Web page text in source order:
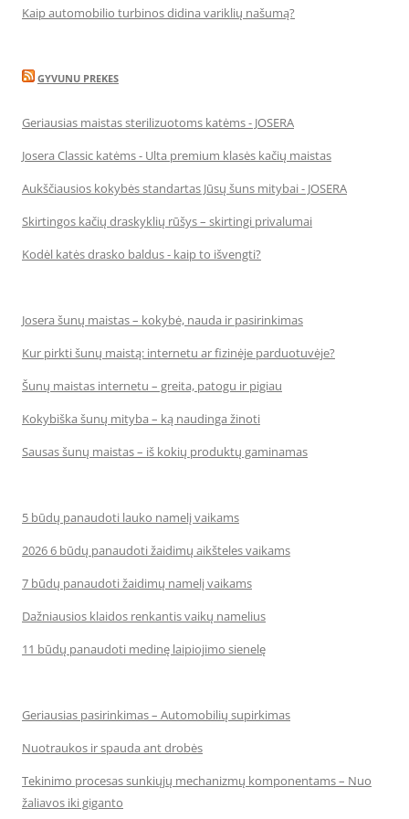
Kaip automobilio turbinos didina variklių našumą?
GYVUNU PREKES
Geriausias maistas sterilizuotoms katėms - JOSERA
Josera Classic katėms - Ulta premium klasės kačių maistas
Aukščiausios kokybės standartas Jūsų šuns mitybai - JOSERA
Skirtingos kačių draskyklių rūšys – skirtingi privalumai
Kodėl katės drasko baldus - kaip to išvengti?
Josera šunų maistas – kokybė, nauda ir pasirinkimas
Kur pirkti šunų maistą: internetu ar fizinėje parduotuvėje?
Šunų maistas internetu – greita, patogu ir pigiau
Kokybiška šunų mityba – ką naudinga žinoti
Sausas šunų maistas – iš kokių produktų gaminamas
5 būdų panaudoti lauko namelį vaikams
2026 6 būdų panaudoti žaidimų aikšteles vaikams
7 būdų panaudoti žaidimų namelį vaikams
Dažniausios klaidos renkantis vaikų namelius
11 būdų panaudoti medinę laipiojimo sienelę
Geriausias pasirinkimas – Automobilių supirkimas
Nuotraukos ir spauda ant drobės
Tekinimo procesas sunkiųjų mechanizmų komponentams – Nuo
žaliavos iki giganto